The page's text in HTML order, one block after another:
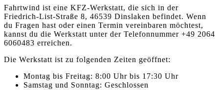
Fahrtwind ist eine KFZ-Werkstatt, die sich in der
Friedrich-List-Straße 8, 46539 Dinslaken befindet. Wenn
du Fragen hast oder einen Termin vereinbaren möchtest,
kannst du die Werkstatt unter der Telefonnummer +49 2064
6060483 erreichen.
Die Werkstatt ist zu folgenden Zeiten geöffnet:
Montag bis Freitag: 8:00 Uhr bis 17:30 Uhr
Samstag und Sonntag: Geschlossen